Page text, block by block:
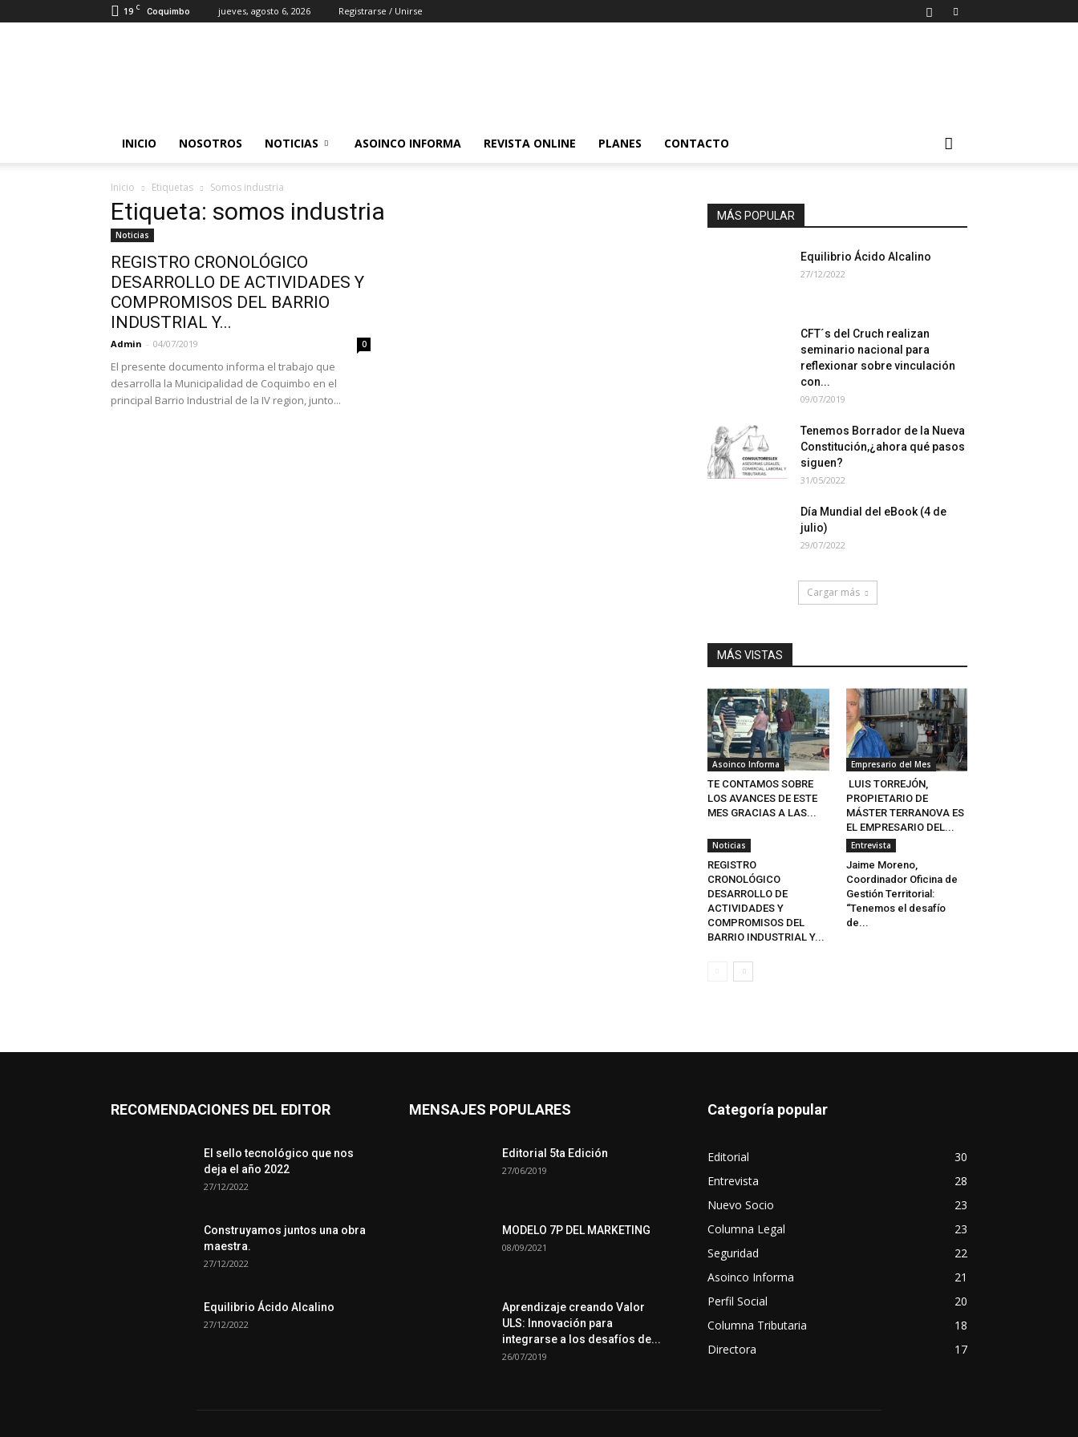
19 C Coquimbo jueves, agosto 6, 2026 Registrarse / Unirse
INICIO NOSOTROS NOTICIAS ASOINCO INFORMA REVISTA ONLINE PLANES CONTACTO
Inicio Etiquetas Somos industria
Etiqueta: somos industria
Noticias
REGISTRO CRONOLÓGICO
DESARROLLO DE ACTIVIDADES Y
COMPROMISOS DEL BARRIO
INDUSTRIAL Y...
Admin - 04/07/2019 0
El presente documento informa el trabajo que
desarrolla la Municipalidad de Coquimbo en el
principal Barrio Industrial de la IV region, junto...
MÁS POPULAR
Equilibrio Ácido Alcalino
27/12/2022
CFT´s del Cruch realizan
seminario nacional para
reflexionar sobre vinculación
con...
09/07/2019
Tenemos Borrador de la Nueva
Constitución,¿ahora qué pasos
siguen?
31/05/2022
Día Mundial del eBook (4 de
julio)
29/07/2022
Cargar más
MÁS VISTAS
Asoinco Informa
TE CONTAMOS SOBRE
LOS AVANCES DE ESTE
MES GRACIAS A LAS...
Empresario del Mes
LUIS TORREJÓN,
PROPIETARIO DE
MÁSTER TERRANOVA ES
EL EMPRESARIO DEL...
Noticias
REGISTRO
CRONOLÓGICO
DESARROLLO DE
ACTIVIDADES Y
COMPROMISOS DEL
BARRIO INDUSTRIAL Y...
Entrevista
Jaime Moreno,
Coordinador Oficina de
Gestión Territorial:
“Tenemos el desafío
de...
RECOMENDACIONES DEL EDITOR
El sello tecnológico que nos
deja el año 2022
27/12/2022
Construyamos juntos una obra
maestra.
27/12/2022
Equilibrio Ácido Alcalino
27/12/2022
MENSAJES POPULARES
Editorial 5ta Edición
27/06/2019
MODELO 7P DEL MARKETING
08/09/2021
Aprendizaje creando Valor
ULS: Innovación para
integrarse a los desafíos de...
26/07/2019
Categoría popular
Editorial
30
Entrevista
28
Nuevo Socio
23
Columna Legal
23
Seguridad
22
Asoinco Informa
21
Perfil Social
20
Columna Tributaria
18
Directora
17